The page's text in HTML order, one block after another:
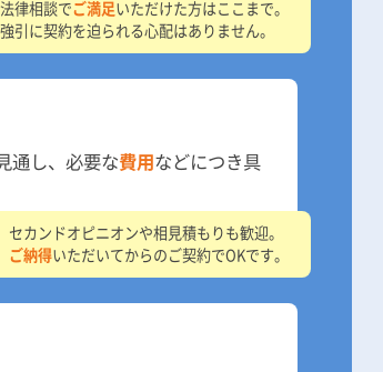
法律相談でご満足いただけた方はここまで。
強引に契約を迫られる心配はありません。
通し、必要な費用 などにつき具
セカンドオピニオンや相見積もりも歓迎。
ご納得いただいてからのご契約でOKです。